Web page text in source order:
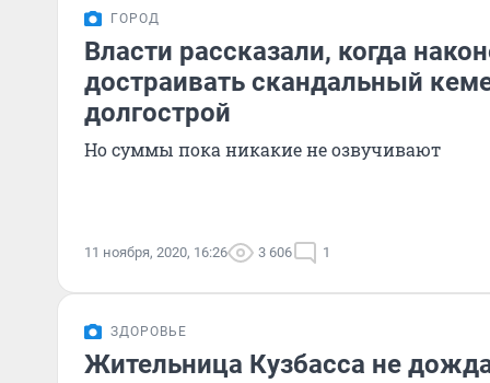
ГОРОД
Власти рассказали, когда
достраивать скандальный
долгострой
Но суммы пока никакие не озвучивают
11 ноября, 2020, 16:26 3 606 1
ЗДОРОВЬЕ
Жительница Кузбасса не